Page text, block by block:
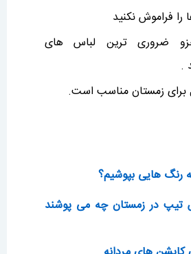
فراموش نکنید
جزو ضروری ترین لباس های
.
برای زمستان مناسب است.
رنگ هایی بپوشیم؟
در زمستان چه می پوشند